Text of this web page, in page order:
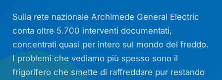
Sulla rete nazionale Archimede General Electric
conta oltre 5.700 interventi documentati,
concentrati quasi per intero sul mondo del freddo.
I problemi che vediamo più spesso sono il
frigorifero che smette di raffreddare pur restando